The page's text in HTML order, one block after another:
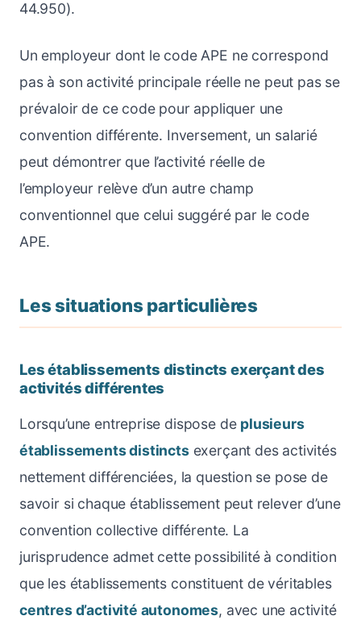
44.950).
Un employeur dont le code APE ne correspond
pas à son activité principale réelle ne peut pas se
prévaloir de ce code pour appliquer une
convention différente. Inversement, un salarié
peut démontrer que l’activité réelle de
l’employeur relève d’un autre champ
conventionnel que celui suggéré par le code
APE.
Les situations particulières
Les établissements distincts exerçant des
activités différentes
Lorsqu’une entreprise dispose de plusieurs
établissements distinctsexerçant des activités
nettement différenciées, la question se pose de
savoir si chaque établissement peut relever d’une
convention collective différente. La
jurisprudence admet cette possibilité à condition
que les établissements constituent de véritables
centres d’activité autonomes, avec une activité